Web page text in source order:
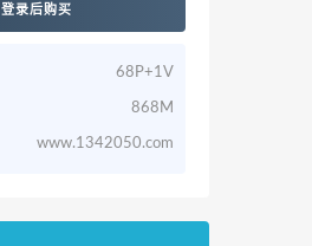
登录后购买
68P+1V
868M
www.1342050.com